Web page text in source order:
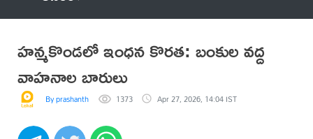
హన్మకొండలో ఇంధన కొరత: బంకుల వద్ద
వాహనాల బారులు
By prashanth 1373 Apr 27, 2026, 14:04 IST